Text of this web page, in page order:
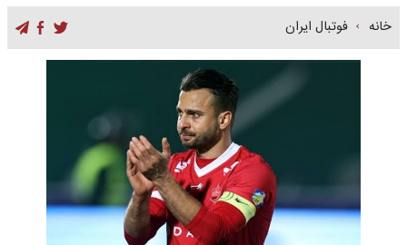
خانه فوتبال ایران